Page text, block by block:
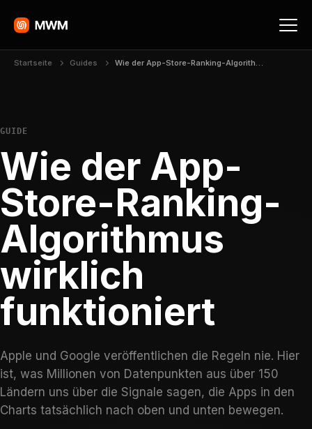
Startseite Guides Wie der App-Store-Ranking-Algorithmus wirklich funktioniert
GUIDE
Wie der App-
Store-Ranking-
Algorithmus
wirklich
funktioniert
Apple und Google veröffentlichen die Regeln nie. Hier
ist, was Millionen von Datenpunkten aus über 150
Ländern uns über die Signale sagen, die Apps in den
Charts tatsächlich nach oben und unten bewegen.